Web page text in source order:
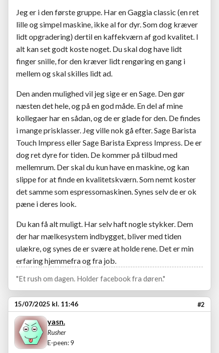
Jeg er i den første gruppe. Har en Gaggia classic (en ret
lille og simpel maskine, ikke al for dyr. Som dog kræver
lidt opgradering) dertil en kaffekværn af god kvalitet. I
alt kan set godt koste noget. Du skal dog have lidt
finger snille, for den kræver lidt rengøring en gang i
mellem og skal skilles lidt ad.
Den anden mulighed vil jeg sige er en Sage. Den gør
næsten det hele, og på en god måde. En del af mine
kollegaer har en sådan, og de er glade for den. De findes
i mange prisklasser. Jeg ville nok gå efter. Sage Barista
Touch Impress eller Sage Barista Express Impress. De er
dog ret dyre for tiden. De kommer på tilbud med
mellemrum. Der skal du kun have en maskine, og kan
slippe for at finde en kvalitetskværn. Som nemt koster
det samme som espressomaskinen. Synes selv de er ok
pæne i deres look.
Du kan få alt muligt. Har selv haft nogle stykker. Dem
der har mælkesystem indbygget, bliver med tiden
ulækre, og synes de er svære at holde rene. Det er min
erfaring hjemmefra og fra job.
"Et rush om dagen. Holder facebook fra døren."
15/07/2025 kl. 11:46 #2
yasn.
Rusher
E-peen: 9